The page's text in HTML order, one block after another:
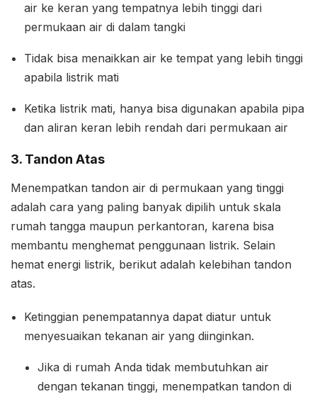
air ke keran yang tempatnya lebih tinggi dari
permukaan air di dalam tangki
Tidak bisa menaikkan air ke tempat yang lebih tinggi
apabila listrik mati
Ketika listrik mati, hanya bisa digunakan apabila pipa
dan aliran keran lebih rendah dari permukaan air
3. Tandon Atas
Menempatkan tandon air di permukaan yang tinggi
adalah cara yang paling banyak dipilih untuk skala
rumah tangga maupun perkantoran, karena bisa
membantu menghemat penggunaan listrik. Selain
hemat energi listrik, berikut adalah kelebihan tandon
atas.
Ketinggian penempatannya dapat diatur untuk
menyesuaikan tekanan air yang diinginkan.
Jika di rumah Anda tidak membutuhkan air
dengan tekanan tinggi, menempatkan tandon di